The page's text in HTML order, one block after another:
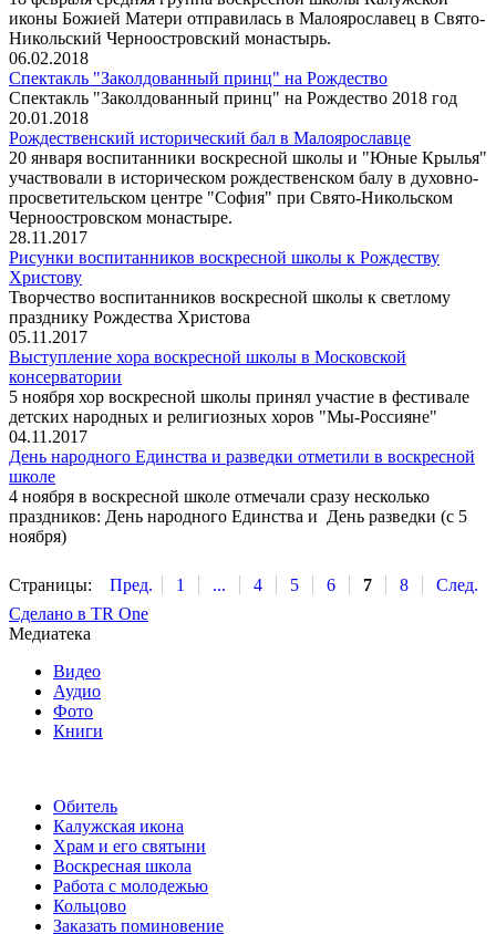
иконы Божией Матери отправилась в Малоярославец в Свято-
Никольский Черноостровский монастырь.
06.02.2018
Спектакль "Заколдованный принц" на Рождество
Спектакль "Заколдованный принц" на Рождество 2018 год
20.01.2018
Рождественский исторический бал в Малоярославце
20 января воспитанники воскресной школы и "Юные Крылья"
участвовали в историческом рождественском балу в духовно-
просветительском центре "София" при Свято-Никольском
Черноостровском монастыре.
28.11.2017
Рисунки воспитанников воскресной школы к Рождеству
Христову
Творчество воспитанников воскресной школы к светлому
празднику Рождества Христова
05.11.2017
Выступление хора воскресной школы в Московской
консерватории
5 ноября хор воскресной школы принял участие в фестивале
детских народных и религиозных хоров "Мы-Россияне"
04.11.2017
День народного Единства и разведки отметили в воскресной
школе
4 ноября в воскресной школе отмечали сразу несколько
праздников: День народного Единства и День разведки (с 5
ноября)
Страницы: Пред. 1 ... 4 5 6 7 8
След.
Сделано в TR One
Медиатека
Видео
Аудио
Фото
Книги
Обитель
Калужская икона
Храм и его святыни
Воскресная школа
Работа с молодежью
Кольцово
Заказать поминовение